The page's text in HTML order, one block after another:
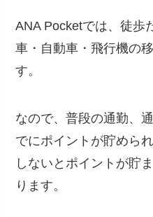
ANA Pocketでは、徒歩
車・自動車・飛行機の
す。
なので、普段の通勤、
でにポイントが貯めら
しないとポイントが貯
ります。